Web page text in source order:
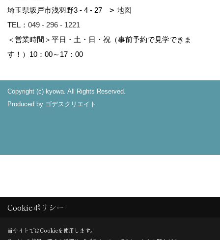
埼玉県坂戸市浅羽野3 - 4 - 27
地図
TEL： 049 - 296 - 1221
＜営業時間＞平日・土・日・祝（事前予約で見学できま
す！）10：00～17：00
Copyright (c) kyowa. All Rights Reserved.
Produced by ゴデスクリエイト
Cookieポリシー
当サイトではCookieを使用します。